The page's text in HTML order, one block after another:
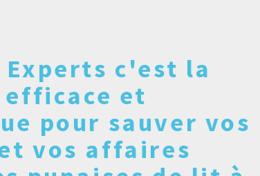
Experts c'est la
et
pour sauver vos
vos affaires